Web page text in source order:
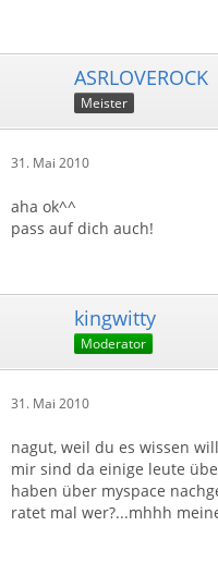
ASRLOVEROCK
Meister
31. Mai 2010
aha ok^^
pass auf dich auch!
kingwitty
Moderator
31. Mai 2010
nagut, weil du es wissen
mir sind da einige leute
haben über myspace
ratet mal wer?...mhhh